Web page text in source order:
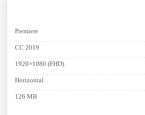
Premiere
CC 2019
1920×1080 (FHD)
Horizontal
126 MB